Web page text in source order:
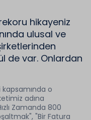
hikayeniz
ulusal ve
de var. Onlardan
kapsamında o
adına
Zamanda 800
"Bir Fatura